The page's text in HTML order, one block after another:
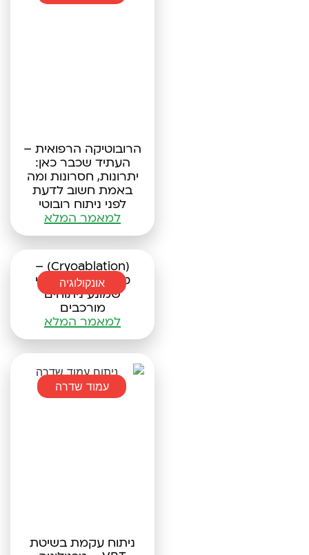
הרובוטיקה הרפואית –
העתיד שכבר כאן:
יתרונות, חסרונות ומה
באמת חשוב לדעת
לפני ניתוח רובוטי
למאמר המלא
אונקולוגיה
(Cryoablation) –
טיפול זעיר-פולשני
שמונע ניתוחים
מורכבים
למאמר המלא
עמוד שדרה
ניתוח עקמת בשיטת